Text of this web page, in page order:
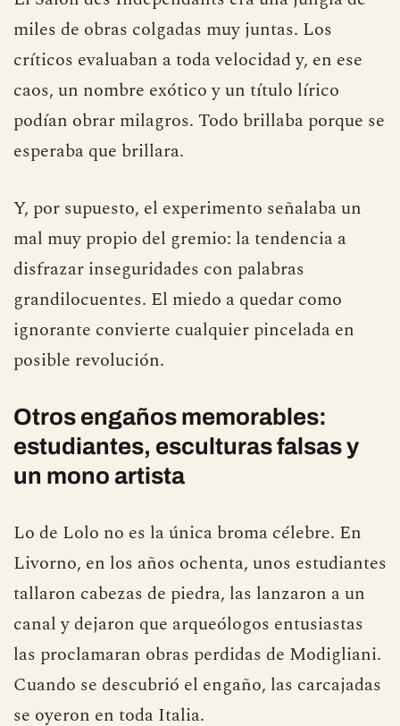
El Salon des Indépendants era una jungla de
miles de obras colgadas muy juntas. Los
críticos evaluaban a toda velocidad y, en ese
caos, un nombre exótico y un título lírico
esperaba que brillara.
Y, por supuesto, el experimento señalaba un
mal muy propio del gremio: la tendencia a
disfrazar inseguridades con palabras
grandilocuentes. El miedo a quedar como
posible revolución.
Otros engaños memorables:
un mono artista
Lo de Lolo no es la única broma célebre. En
Livorno, en los años ochenta, unos estudiantes
tallaron cabezas de piedra, las lanzaron a un
canal y dejaron que arqueólogos entusiastas
las proclamaran obras perdidas de Modigliani.